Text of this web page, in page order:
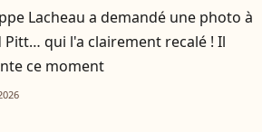
Lacheau a demandé une photo à
Pitt… qui l'a clairement recalé ! Il
ce moment